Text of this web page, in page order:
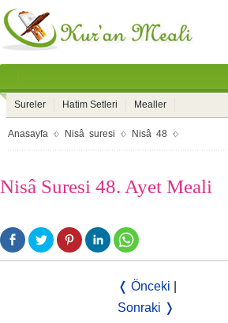
Sureler Hatim Setleri Mealler
Anasayfa Nisâ suresi Nisâ 48
Nisâ Suresi 48. Ayet Meali
❬ Önceki
Sonraki ❭